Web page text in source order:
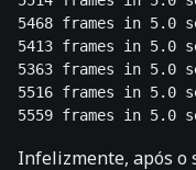
5468 frames in 5.0
5413 frames in 5.0
5363 frames in 5.0
5516 frames in 5.0
Infelizmente, após o